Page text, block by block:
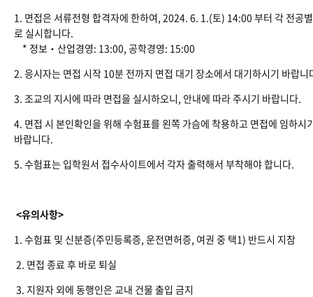
1. 면접은 서류전형 합격자에 한하여, 2024. 6. 1.(토) 14:00 부터 각 전공별
로 실시합니다.
* 정보‧산업경영: 13:00, 공학경영: 15:00
2. 응시자는 면접 시작 10분 전까지 면접 대기 장소에서 대기하시기 바랍니
3. 조교의 지시에 따라 면접을 실시하오니, 안내에 따라 주시기 바랍니다.
4. 면접 시 본인확인을 위해 수험표를 왼쪽 가슴에 착용하고 면접에 임하시
바랍니다.
5. 수험표는 입학원서 접수사이트에서 각자 출력해서 부착해야 합니다.
<유의사항>
1. 수험표 및 신분증(주민등록증, 운전면허증, 여권 중 택1) 반드시 지참
2. 면접 종료 후 바로 퇴실
3. 지원자 외에 동행인은 교내 건물 출입 금지